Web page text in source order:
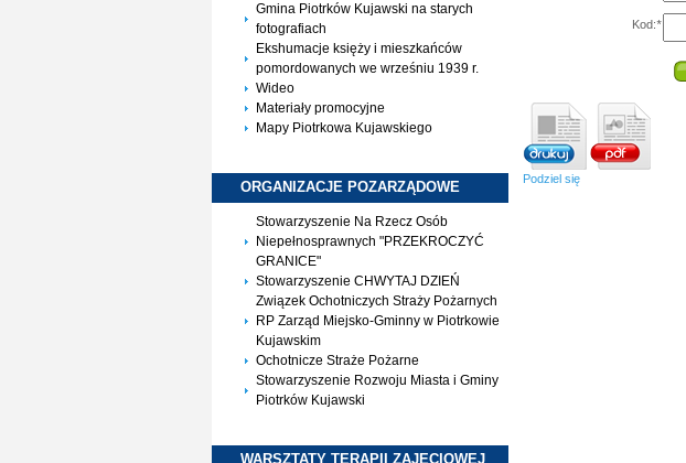
Gmina Piotrków Kujawski na starych
fotografiach
Ekshumacje księży i mieszkańców
pomordowanych we wrześniu 1939 r.
Wideo
Materiały promocyjne
Mapy Piotrkowa Kujawskiego
ORGANIZACJE POZARZĄDOWE
Stowarzyszenie Na Rzecz Osób
Niepełnosprawnych "PRZEKROCZYĆ
GRANICE"
Stowarzyszenie CHWYTAJ DZIEŃ
Związek Ochotniczych Straży Pożarnych
RP Zarząd Miejsko-Gminny w Piotrkowie
Kujawskim
Ochotnicze Straże Pożarne
Stowarzyszenie Rozwoju Miasta i Gminy
Piotrków Kujawski
WARSZTATY TERAPII ZAJĘCIOWEJ
Kod:*
Podziel się